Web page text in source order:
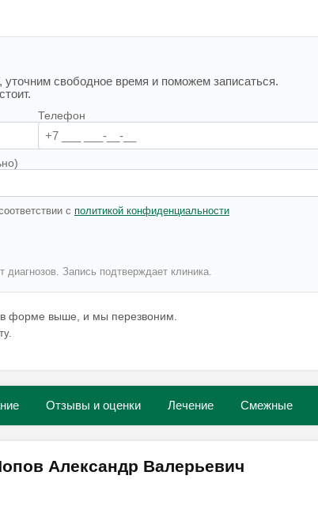
свободное время и поможем записаться.
Телефон
с политикой конфиденциальности
диагнозов. Запись подтверждает клиника.
в форме выше, и мы перезвоним.
Отзывы и оценки Лечение Смежные
Александр Валерьевич